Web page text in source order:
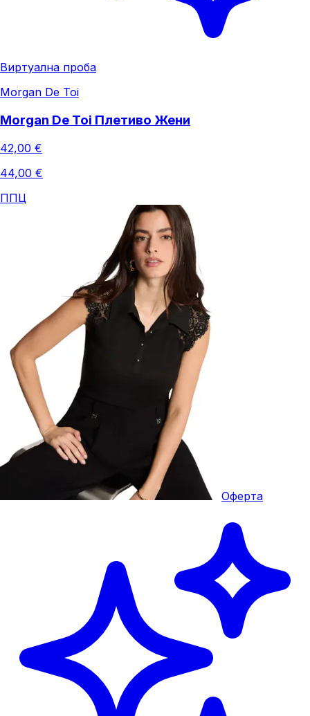
Виртуална проба
Morgan De Toi
Morgan De Toi Плетиво Жени
42,00 €
44,00 €
ППЦ
Оферта